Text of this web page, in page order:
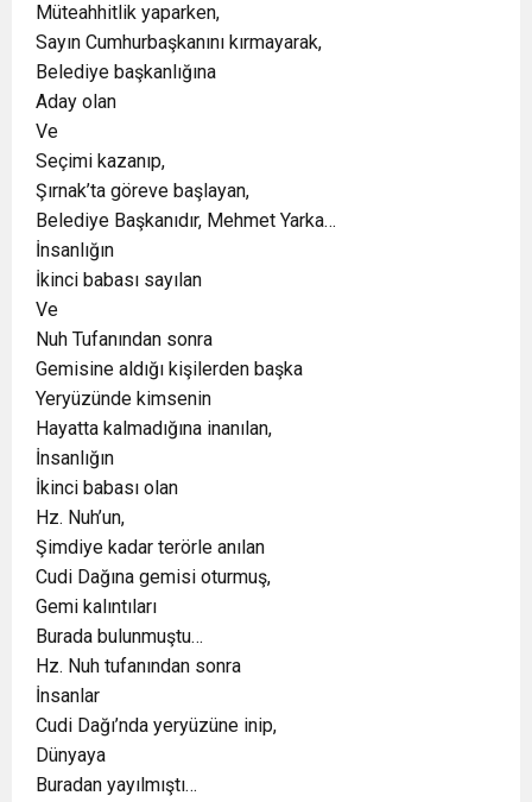
Müteahhitlik yaparken,
Sayın Cumhurbaşkanını kırmayarak,
Belediye başkanlığına
Aday olan
Ve
Seçimi kazanıp,
Şırnak’ta göreve başlayan,
Belediye Başkanıdır, Mehmet Yarka…
İnsanlığın
İkinci babası sayılan
Ve
Nuh Tufanından sonra
Gemisine aldığı kişilerden başka
Yeryüzünde kimsenin
Hayatta kalmadığına inanılan,
İnsanlığın
İkinci babası olan
Hz. Nuh’un,
Şimdiye kadar terörle anılan
Cudi Dağına gemisi oturmuş,
Gemi kalıntıları
Burada bulunmuştu…
Hz. Nuh tufanından sonra
İnsanlar
Cudi Dağı’nda yeryüzüne inip,
Dünyaya
Buradan yayılmıştı…